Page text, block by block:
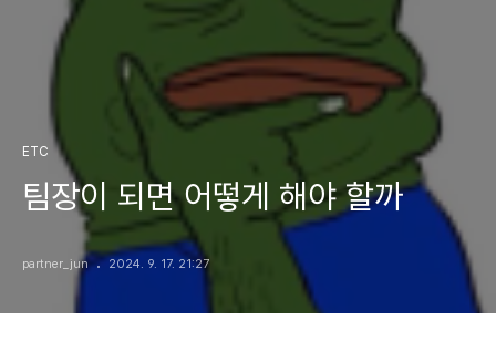
ETC
팀장이 되면 어떻게 해야 할까
partner_jun 2024. 9. 17. 21:27